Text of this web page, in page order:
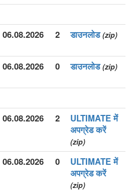
06.08.2026 2 डाउनलोड (zip)
06.08.2026 0 डाउनलोड (zip)
06.08.2026 2
ULTIMATE में
अपग्रेड करें
(zip)
06.08.2026 0
ULTIMATE में
अपग्रेड करें
(zip)